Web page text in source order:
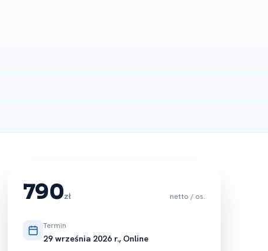
790zł netto / os.
Termin
29 września 2026 r., Online